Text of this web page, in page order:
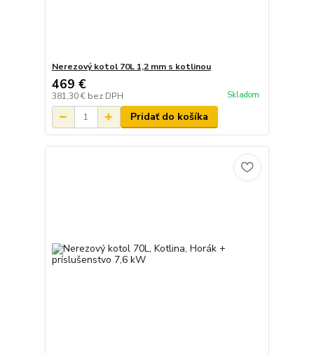
Nerezový kotol 70L 1,2 mm s kotlinou
469 €
381,30 € bez DPH Skladom
Pridať do košíka